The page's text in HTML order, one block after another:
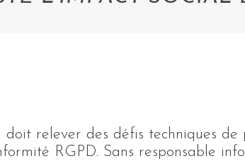
relever des défis techniques de
RGPD. Sans responsable